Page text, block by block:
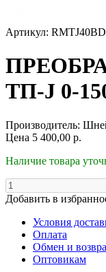
Артикул: RMTJ40BD
ТП-J 0-
Производитель:
Цена 5 400,00 р.
Наличие товара
Добавить в
Условия
Оплата
Обмен и
Оптовикам